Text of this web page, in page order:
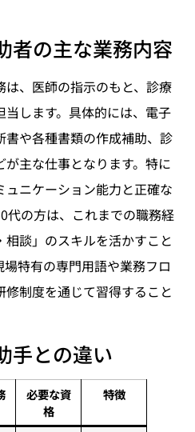
者の主な業務内容
、医師の指示のもと、診療
します。具体的には、電子
書や各種書類の作成補助、診
主な仕事となります。特に
ニケーション能力と正確な
代の方は、これまでの職務経
談」のスキルを活かすこと
特有の専門用語や業務フロ
制度を通じて習得すること
手との違い
必要な資
格
特徴